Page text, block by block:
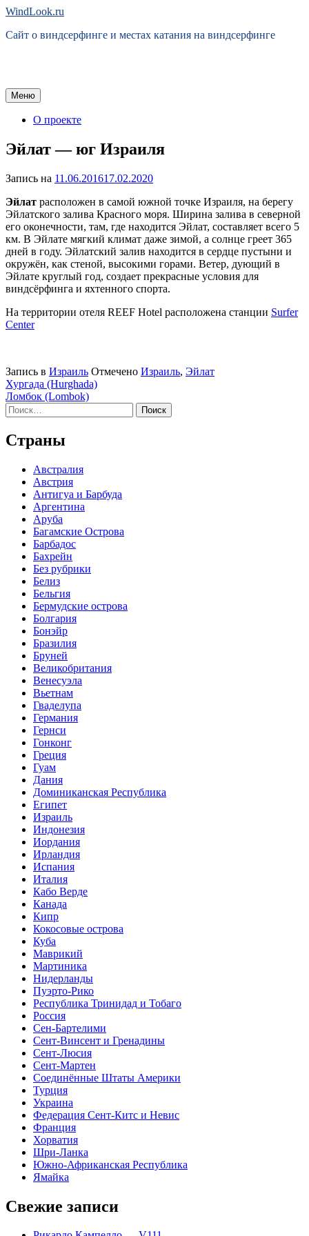
Перейти
содержимому
WindLook.ru
Сайт о виндсерфинге и местах катания на виндсерфинге
Меню
О проекте
Эйлат — юг Израиля
Запись на 11.06.201617.02.2020
Эйлат расположен в самой южной точке Израиля, на берегу
Эйлатского залива Красного моря. Ширина залива в северной
его оконечности, там, где находится Эйлат, составляет всего 5
км. В Эйлате мягкий климат даже зимой, а солнце греет 365
дней в году. Эйлатский залив находится в сердце пустыни и
окружён, как стеной, высокими горами. Ветер, дующий в
Эйлате круглый год, создает прекрасные условия для
виндсёрфинга и яхтенного спорта.
На территории отеля REEF Hotel расположена станции Surfer
Center
Запись в Израиль Отмечено Израиль, Эйлат
Навигация
по
записям
Хургада (Hurghada)
Ломбок (Lombok)
Найти:
Страны
Австралия
Австрия
Антигуа и Барбуда
Аргентина
Аруба
Багамские Острова
Барбадос
Бахрейн
Без рубрики
Белиз
Бельгия
Бермудские острова
Болгария
Бонэйр
Бразилия
Бруней
Великобритания
Венесуэла
Вьетнам
Гваделупа
Германия
Гернси
Гонконг
Греция
Гуам
Дания
Доминиканская Республика
Египет
Израиль
Индонезия
Иордания
Ирландия
Испания
Италия
Кабо Верде
Канада
Кипр
Кокосовые острова
Куба
Маврикий
Мартиника
Нидерланды
Пуэрто-Рико
Республика Тринидад и Тобаго
Россия
Сен-Бартелими
Сент-Винсент и Гренадины
Сент-Люсия
Сент-Мартен
Соединённые Штаты Америки
Турция
Украина
Федерация Сент-Китс и Невис
Франция
Хорватия
Шри-Ланка
Южно-Африканская Республика
Ямайка
Свежие записи